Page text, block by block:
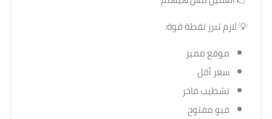
💡 لازم تبرز نقطة قوة:
موقع مميز
سعر أقل
تشطيب فاخر
فيو مفتوح